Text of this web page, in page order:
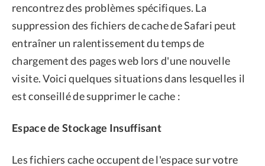
rencontrez des problèmes spécifiques. La
suppression des fichiers de cache de Safari peut
entraîner un ralentissement du temps de
chargement des pages web lors d'une nouvelle
visite. Voici quelques situations dans lesquelles il
est conseillé de supprimer le cache :
Espace de Stockage Insuffisant
Les fichiers cache occupent de l'espace sur votre